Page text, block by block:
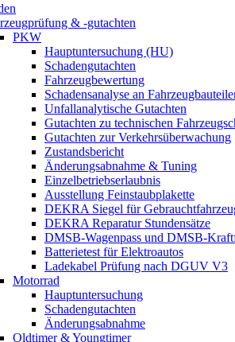
& -gutachten
PKW
Hauptuntersuchung (HU)
Schadengutachten
Fahrzeugbewertung
Schadensanalyse an
Unfallanalytische Gutachten
Gutachten zu technischen
Gutachten zur Verkehrsüberwachung
Zustandsbericht
Änderungsabnahme & Tuning
Einzelbetriebserlaubnis
Ausstellung Feinstaubplakette
DEKRA Siegel für
DEKRA Reparatur Stundensätze
DMSB-Wagenpass und DMSB-
Batterietest für Elektroautos
Ladekabel Prüfung nach DGUV V3
Motorrad
Hauptuntersuchung
Schadengutachten
Änderungsabnahme
Oldtimer & Youngtimer